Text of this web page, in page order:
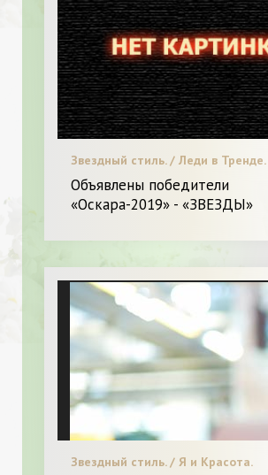
Звездный стиль. / Леди в Тренде.
Объявлены победители
«Оскара-2019» - «ЗВЕЗДЫ»
Звездный стиль. / Я и Красота.